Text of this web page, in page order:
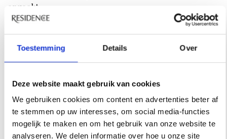
Toestemming Details Over
Deze website maakt gebruik van cookies
We gebruiken cookies om content en advertenties beter af
te stemmen op uw interesses, om social media-functies
mogelijk te maken en om het gebruik van onze website te
analyseren. We delen informatie over hoe u onze site
opzoekt.